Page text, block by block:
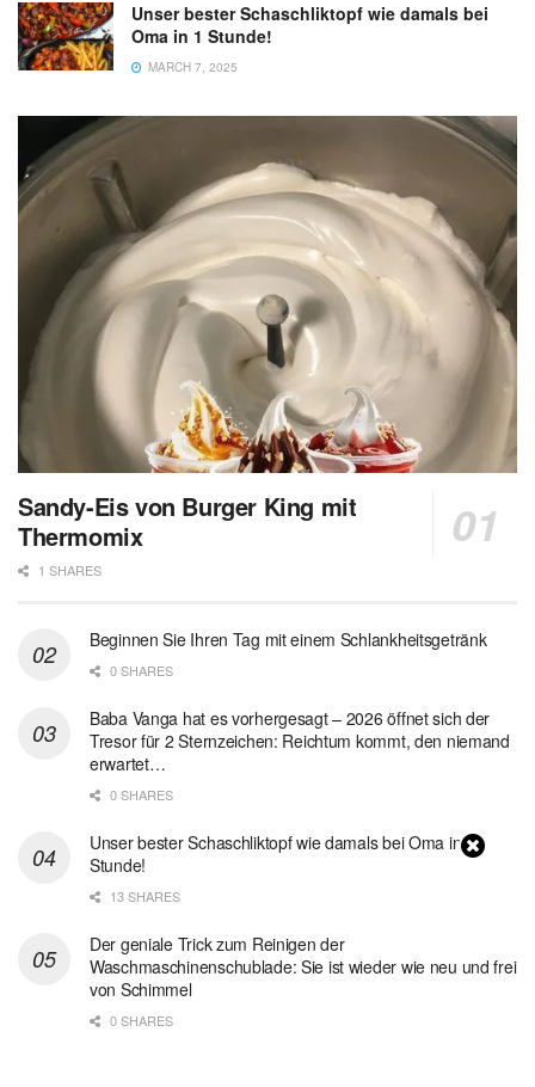
Unser bester Schaschliktopf wie damals bei
Oma in 1 Stunde!
MARCH 7, 2025
Sandy-Eis von Burger King mit
Thermomix
1 SHARES
Beginnen Sie Ihren Tag mit einem Schlankheitsgetränk
0 SHARES
Baba Vanga hat es vorhergesagt – 2026 öffnet sich der
Tresor für 2 Sternzeichen: Reichtum kommt, den niemand
erwartet…
0 SHARES
Unser bester Schaschliktopf wie damals bei Oma in 1
Stunde!
13 SHARES
Der geniale Trick zum Reinigen der
Waschmaschinenschublade: Sie ist wieder wie neu und frei
von Schimmel
0 SHARES